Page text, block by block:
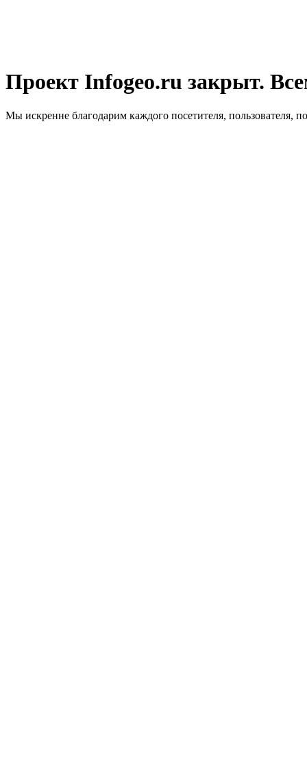
Проект Infogeo.ru закрыт.
Мы искренне благодарим каждого посетителя, пользователя,